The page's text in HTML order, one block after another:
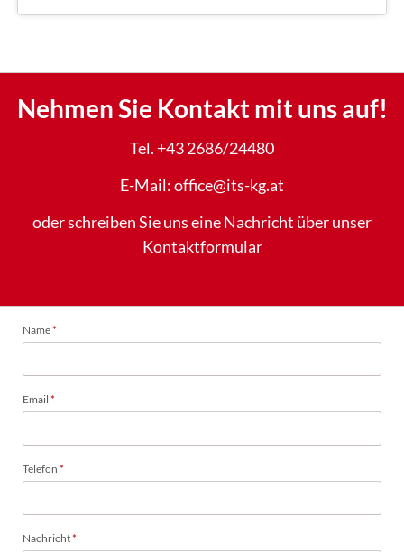
Nehmen Sie Kontakt mit uns auf!
Tel. +43 2686/24480
E-Mail: office@its-kg.at
oder schreiben Sie uns eine Nachricht über unser
Kontaktformular
Pflichtfeld
Name*
Pflichtfeld
Email *
Pflichtfeld
Telefon *
Pflichtfeld
Nachricht*